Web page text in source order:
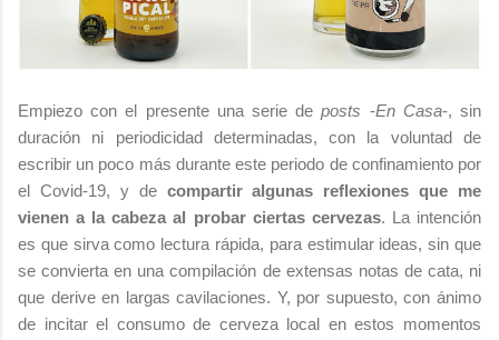
Empiezo con el presente una serie deposts -En Casa-, sin
duración ni periodicidad determinadas, con la voluntad de
escribir un poco más durante este periodo de confinamiento por
el Covid-19, y de compartir algunas reflexiones que me
vienen a la cabeza al probar ciertas cervezas. La intención
es que sirva como lectura rápida, para estimular ideas, sin que
se convierta en una compilación de extensas notas de cata, ni
que derive en largas cavilaciones. Y, por supuesto, con ánimo
de incitar el consumo de cerveza local en estos momentos